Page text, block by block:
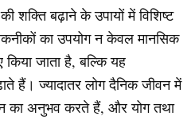
शक्ति बढ़ाने के उपायों में विशिष्ट
का उपयोग न केवल मानसिक
जाता है, बल्कि यह
हैं। ज्यादातर लोग दैनिक जीवन में
का अनुभव करते हैं, और योग तथा